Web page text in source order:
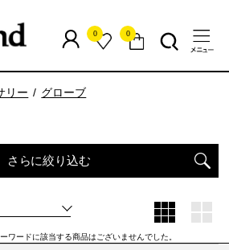
0 0
リー グローブ
さらに絞り込む
ワードに該当する商品はございませんでした。